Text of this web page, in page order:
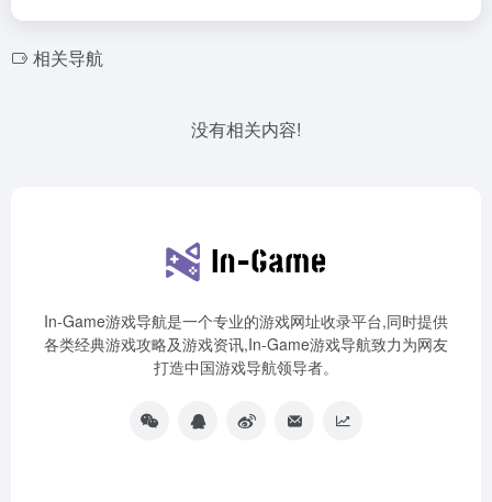
相关导航
没有相关内容!
In-Game游戏导航是一个专业的游戏网址收录平台,同时提供
各类经典游戏攻略及游戏资讯,In-Game游戏导航致力为网友
打造中国游戏导航领导者。